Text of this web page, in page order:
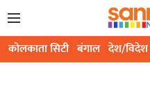
कोलकाता सिटी बंगाल देश/विदेश